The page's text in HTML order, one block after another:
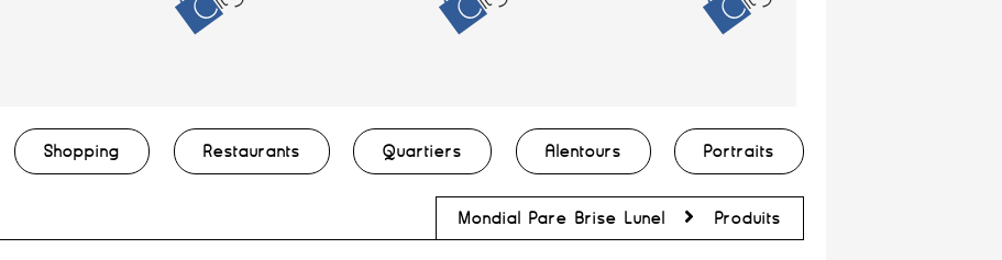
Shopping Restaurants Quartiers Alentours Portraits
Mondial Pare Brise Lunel Produits